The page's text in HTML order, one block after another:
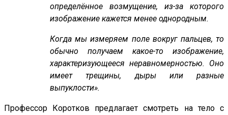
определённое возмущение, из-за которого
изображение кажется менее однородным.
Когда мы измеряем поле вокруг пальцев, то
обычно получаем какое-то изображение,
характеризующееся неравномерностью. Оно
имеет трещины, дыры или разные
выпуклости».
Профессор Коротков предлагает смотреть на тело с